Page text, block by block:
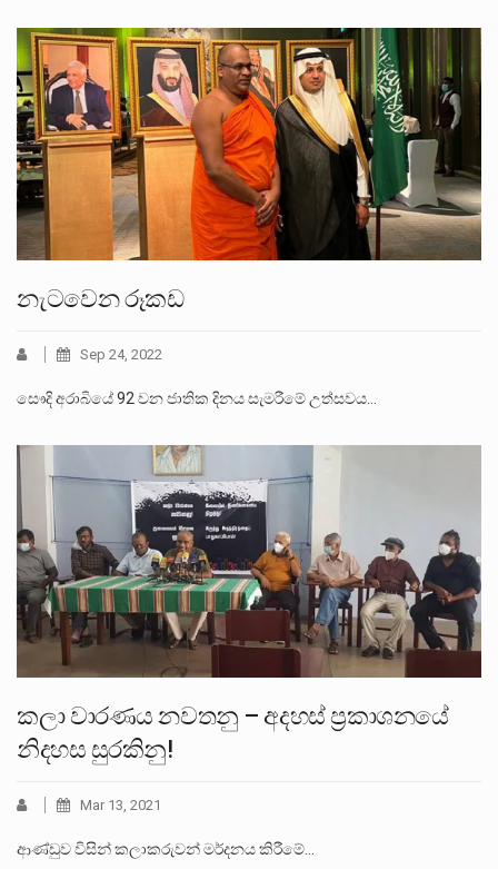
නැටවෙන රූකඩ
Sep 24, 2022
සෞදි අරාබියේ 92 වන ජාතික දිනය සැමරීමේ උත්සවය…
කලා වාරණය නවතනු – අදහස් ප්‍රකාශනයේ
නිදහස සුරකිනු!
Mar 13, 2021
ආණ්ඩුව විසින් කලාකරුවන් මර්දනය කිරීමේ…